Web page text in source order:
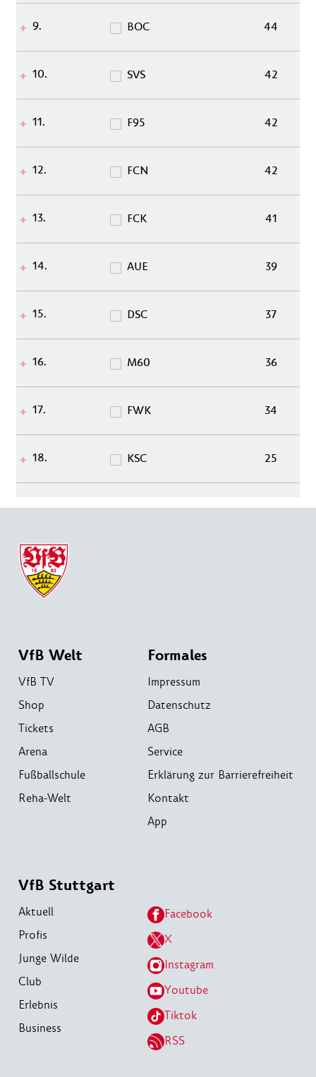
9. BOC 44
10. SVS 42
11. F95 42
12. FCN 42
13. FCK 41
14. AUE 39
15. DSC 37
16. M60 36
17. FWK 34
18. KSC 25
VfB Welt
VfB TV
Shop
Tickets
Arena
Fußballschule
Reha-Welt
Formales
Impressum
Datenschutz
AGB
Service
Erklärung zur Barrierefreiheit
Kontakt
App
VfB Stuttgart
Aktuell
Profis
Junge Wilde
Club
Erlebnis
Business
Facebook
X
Instagram
Youtube
Tiktok
RSS